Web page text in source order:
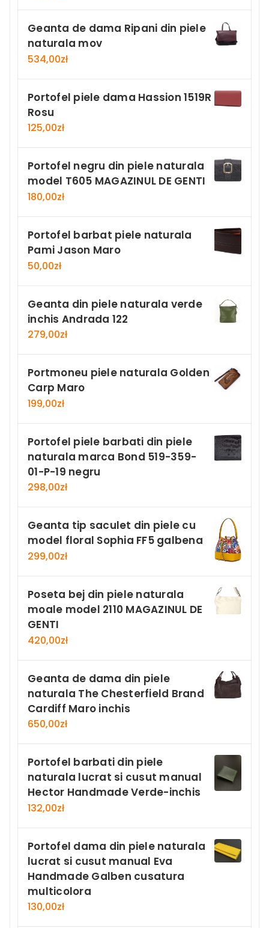
Geanta de dama Ripani din piele
naturala mov
534,00zł
Portofel piele dama Hassion 1519R
Rosu
125,00zł
Portofel negru din piele naturala
model T605 MAGAZINUL DE GENTI
180,00zł
Portofel barbat piele naturala
Pami Jason Maro
50,00zł
Geanta din piele naturala verde
inchis Andrada 122
279,00zł
Portmoneu piele naturala Golden
Carp Maro
199,00zł
Portofel piele barbati din piele
naturala marca Bond 519-359-
01-P-19 negru
298,00zł
Geanta tip saculet din piele cu
model floral Sophia FF5 galbena
299,00zł
Poseta bej din piele naturala
moale model 2110 MAGAZINUL DE
GENTI
420,00zł
Geanta de dama din piele
naturala The Chesterfield Brand
Cardiff Maro inchis
650,00zł
Portofel barbati din piele
naturala lucrat si cusut manual
Hector Handmade Verde-inchis
132,00zł
Portofel dama din piele naturala
lucrat si cusut manual Eva
Handmade Galben cusatura
multicolora
130,00zł